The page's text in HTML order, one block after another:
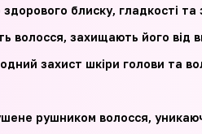
блиску, гладкості та
волосся, захищають його від
захист шкіри голови та
рушником волосся,